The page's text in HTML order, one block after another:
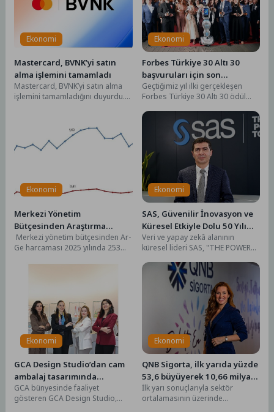
Ekonomi
Mastercard, BVNK’yi satın
alma işlemini tamamladı
Mastercard, BVNK’yi satın alma
işlemini tamamladığını duyurdu.
Ekonomi
Forbes Türkiye 30 Altı 30
başvuruları için son
dönemece girildi!
Geçtiğimiz yıl ilki gerçekleşen
Forbes Türkiye 30 Altı 30 ödül
2026...
Ekonomi
Merkezi Yönetim
Bütçesinden Araştırma
Geliştirme Faaliyetleri İçin
Ayrılan Ödenek ve
Harcamalar, 2026
Merkezi yönetim bütçesinden Ar-
Ge harcaması 2025 yılında 253
Ekonomi
SAS, Güvenilir İnovasyon ve
Küresel Etkiyle Dolu 50 Yılı
Geride Bırakıyor
Veri ve yapay zekâ alanının
küresel lideri SAS, "THE POWER
vizyonuyla...
Ekonomi
GCA Design Studio’dan cam
ambalaj tasarımında
bütüncül yaklaşım
GCA bünyesinde faaliyet
gösteren GCA Design Studio,
Ekonomi
QNB Sigorta, ilk yarıda yüzde
53,6 büyüyerek 10,66 milyar
TL prim üretimine ulaştı
İlk yarı sonuçlarıyla sektör
ortalamasının üzerinde